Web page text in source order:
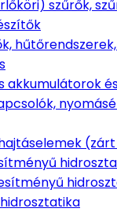
szűrők,
akkumulátorok